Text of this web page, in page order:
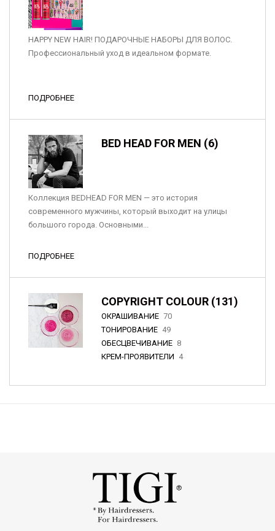
HAPPY NEW HAIR! ПОДАРОЧНЫЕ НАБОРЫ ДЛЯ ВОЛОС.
Профессиональный уход в идеальном формате.
ПОДРОБНЕЕ
BED HEAD FOR MEN (6)
Коллекция BEDHEAD FOR MEN — это история
современного мужчины, который выходит на улицы
большого города. Основными...
ПОДРОБНЕЕ
COPYRIGHT COLOUR (131)
ОКРАШИВАНИЕ 70
ТОНИРОВАНИЕ 49
ОБЕСЦВЕЧИВАНИЕ 8
КРЕМ-ПРОЯВИТЕЛИ 4